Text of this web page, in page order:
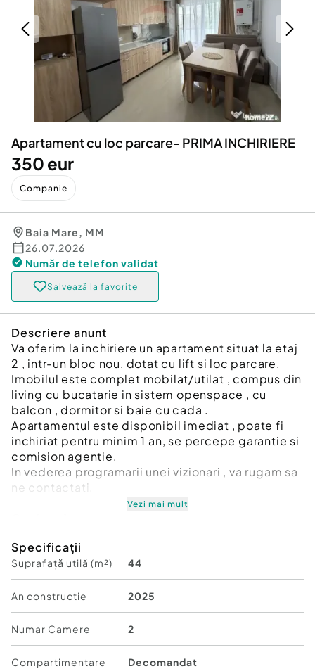
Servicii
Animale de companie
Afaceri și echipamente profesionale
Inchiriere Bunuri si Vehicule
Utilaje agricole si industriale
Piese auto si accesorii
Dacia Duster
Apartament cu loc parcare- PRIMA INCHIRIERE
350 eur
Companie
Baia Mare, MM
26.07.2026
Număr de telefon validat
Salvează la favorite
Descriere anunt
Va oferim la inchiriere un apartament situat la etaj
2 , intr-un bloc nou, dotat cu lift si loc parcare.
Imobilul este complet mobilat/utilat , compus din
living cu bucatarie in sistem openspace , cu
balcon , dormitor si baie cu cada .
Apartamentul este disponibil imediat , poate fi
inchiriat pentru minim 1 an, se percepe garantie si
comision agentie.
In vederea programarii unei vizionari , va rugam sa
ne contactati.
Număr Băi:1
Posibilitate parcare: Nu
Vezi mai mult
Specificații
Suprafață utilă (m²) 44
An constructie 2025
Numar Camere 2
Compartimentare Decomandat